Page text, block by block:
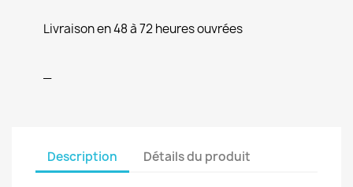
Livraison en 48 à 72 heures ouvrées
Description Détails du produit